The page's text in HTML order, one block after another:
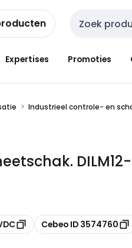
Zoekveld invoer
Expertises Promoties
Industrieel controle- en
Kopiëren
Cebeo ID 3574760